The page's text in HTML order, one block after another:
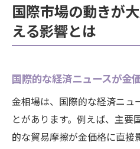
国際市場の動きが
える影響とは
国際的な経済ニュースが金
金相場は、国際的な経済ニュ
とがあります。例えば、主要
的な貿易摩擦が金価格に直